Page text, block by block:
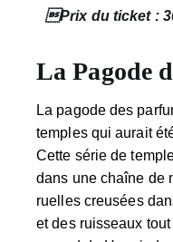
Prix du ticket:
La Pagode
La pagode des
temples qui aurait
Cette série de
dans une chaîne de
ruelles creusées
et des ruisseaux